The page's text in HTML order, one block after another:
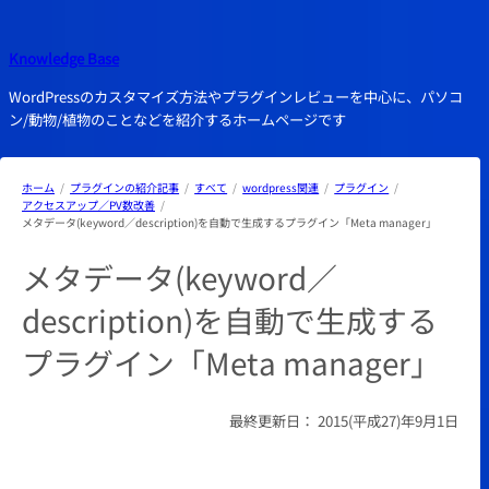
を
ス
キ
ッ
プ
Knowledge Base
WordPressのカスタマイズ方法やプラグインレビューを中心に、パソコ
ン/動物/植物のことなどを紹介するホームページです
ホーム プラグインの紹介記事 すべて wordpress関連
プラグイン
アクセスアップ／PV数改善
メタデータ(keyword／description)を自動で生成するプラグイン「Meta manager」
メタデータ(keyword／
description)を自動で生成する
プラグイン「Meta manager」
最終更新日： 2015(平成27)年9月1日